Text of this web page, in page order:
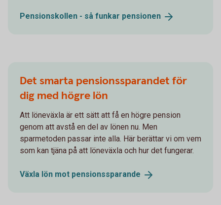
Pensionskollen - så funkar pensionen
Det smarta pensionssparandet för
dig med högre lön
Att löneväxla är ett sätt att få en högre pension
genom att avstå en del av lönen nu. Men
sparmetoden passar inte alla. Här berättar vi om vem
som kan tjäna på att löneväxla och hur det fungerar.
Växla lön mot pensionssparande